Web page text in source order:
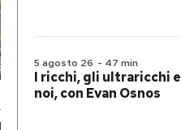
5 agosto 26 - 47 min
I ricchi, gli ultraricchi e
noi, con Evan Osnos